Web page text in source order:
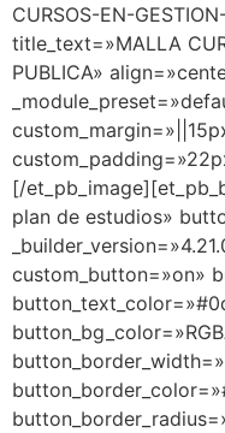
CURSOS-EN-
title_text=»MALLA
PUBLICA»
[/
plan de estudios»
custom_button=»on»